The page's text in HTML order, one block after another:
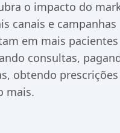
o impacto do
canais e campanhas
em mais pacientes
consultas,
obtendo
mais.